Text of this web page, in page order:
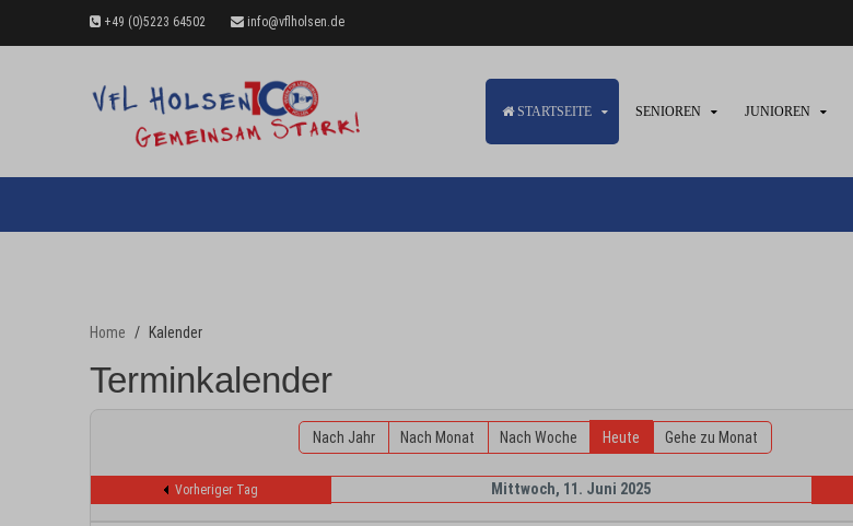
+49 (0)5223 64502 info@vflholsen.de
STARTSEITE SENIOREN JUNIOREN
Home Kalender
Terminkalender
Nach Jahr Nach Monat Nach Woche Heute Gehe zu Monat
Vorheriger Tag Mittwoch, 11. Juni 2025